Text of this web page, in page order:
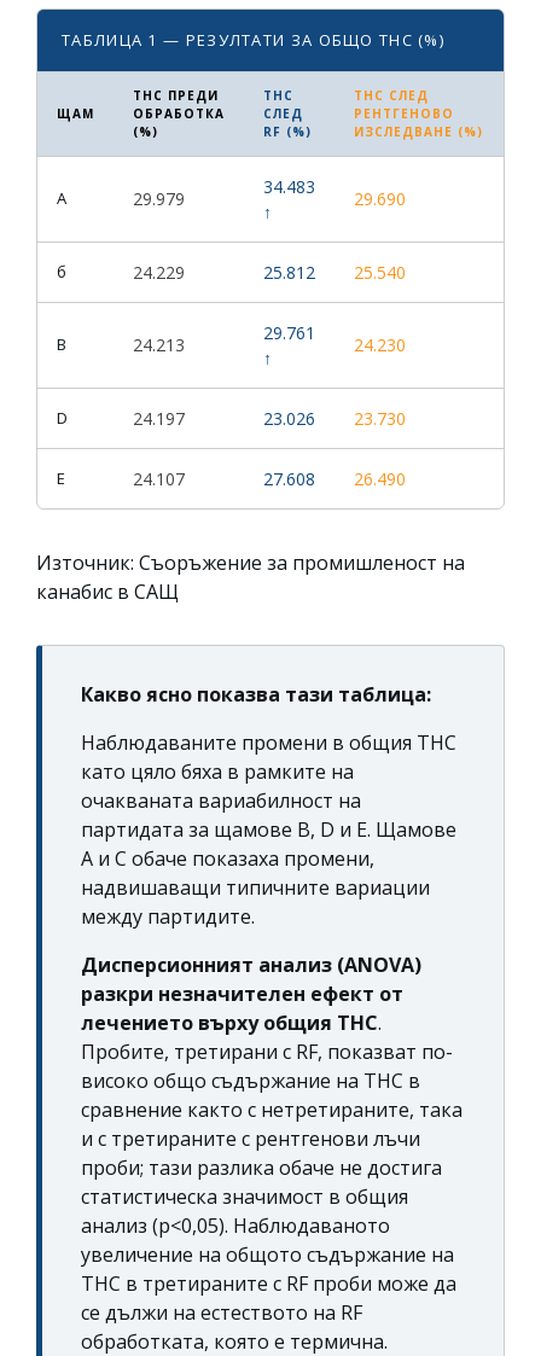
ТАБЛИЦА 1 — РЕЗУЛТАТИ ЗА ОБЩО THC (%)
ЩАМ
THC ПРЕДИ
ОБРАБОТКА
(%)
THC
СЛЕД
RF (%)
THC СЛЕД
РЕНТГЕНОВО
ИЗСЛЕДВАНЕ (%)
A 29.979
34.483
↑
29.690
б 24.229 25.812 25.540
В 24.213
29.761
↑
24.230
D 24.197 23.026 23.730
E 24.107 27.608 26.490
Източник: Съоръжение за промишленост на
канабис в САЩ
Какво ясно показва тази таблица:
Наблюдаваните промени в общия THC
като цяло бяха в рамките на
очакваната вариабилност на
партидата за щамове B, D и E. Щамове
A и C обаче показаха промени,
надвишаващи типичните вариации
между партидите.
Дисперсионният анализ (ANOVA)
разкри незначителен ефект от
лечението върху общия THC.
Пробите, третирани с RF, показват по-
високо общо съдържание на THC в
сравнение както с нетретираните, така
и с третираните с рентгенови лъчи
проби; тази разлика обаче не достига
статистическа значимост в общия
анализ (p<0,05). Наблюдаваното
увеличение на общото съдържание на
THC в третираните с RF проби може да
се дължи на естеството на RF
обработката, която е термична.